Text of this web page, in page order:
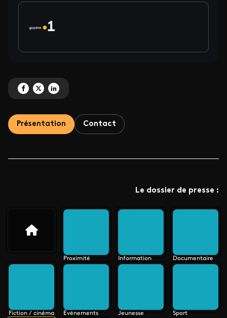
Partagez 'Les magazines du Réseau' sur Facebook
Partagez 'Les magazines du Réseau' sur X
Partagez 'Les magazines du Réseau' sur LinkedIn
Présentation Contact
Le dossier de presse :
Proximité Information Documentaire
Fiction / cinéma Événements Jeunesse Sport